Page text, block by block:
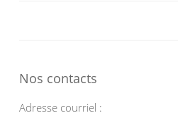
Nos contacts
Adresse courriel :